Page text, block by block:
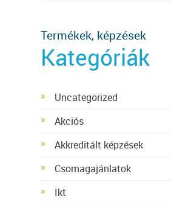
Termékek, képzések
Kategóriák
Uncategorized
Akciós
Akkreditált képzések
Csomagajánlatok
Ikt